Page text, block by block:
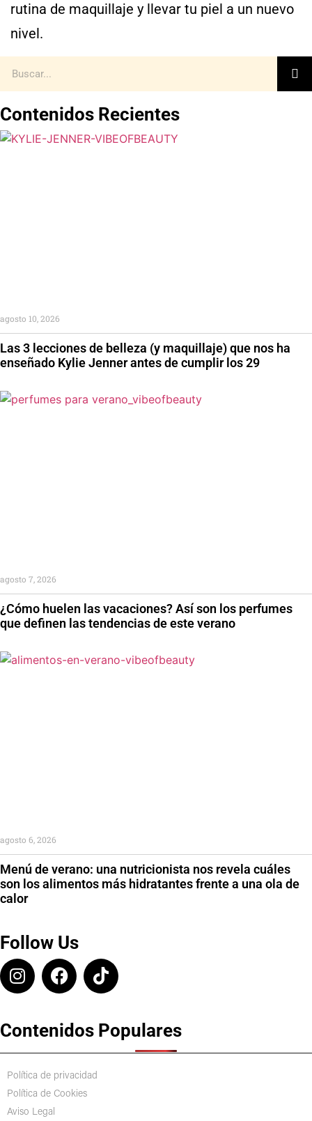
rutina de maquillaje y llevar tu piel a un nuevo
nivel.
Contenidos Recientes
Las 3 lecciones de belleza (y maquillaje) que nos ha
enseñado Kylie Jenner antes de cumplir los 29
agosto 10, 2026
¿Cómo huelen las vacaciones? Así son los perfumes
que definen las tendencias de este verano
agosto 7, 2026
Menú de verano: una nutricionista nos revela cuáles
son los alimentos más hidratantes frente a una ola de
calor
agosto 6, 2026
Follow Us
Contenidos Populares
Política de privacidad
Política de Cookies
Aviso Legal